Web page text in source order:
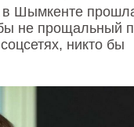
в Шымкенте
не прощальный
никто бы